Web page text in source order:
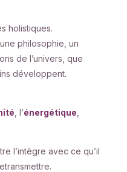
holistiques.
philosophie, un
de l’univers, que
développent.
, l’énergétique
l’intègre avec ce qu’il